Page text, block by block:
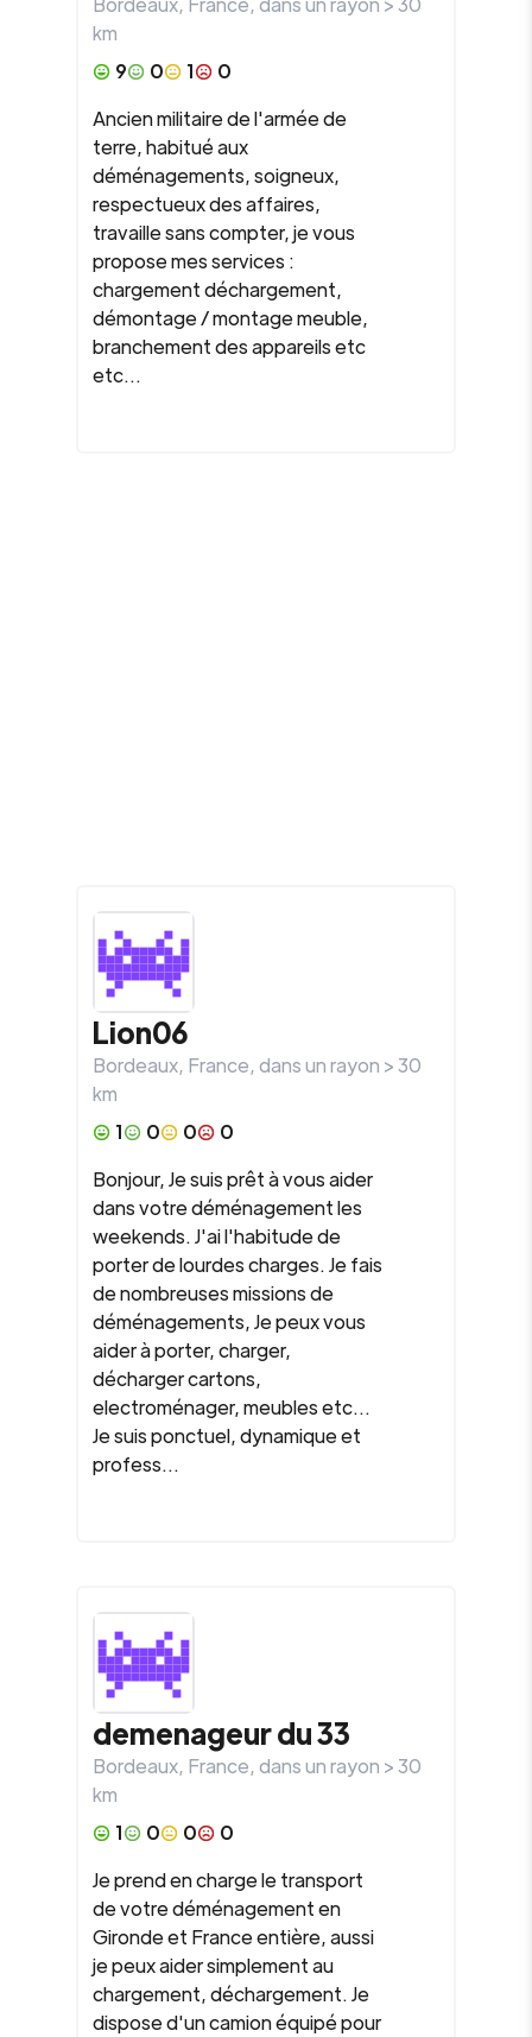
km
9
0 1
0
Ancien militaire de l'armée de
terre, habitué aux
déménagements, soigneux,
respectueux des affaires,
travaille sans compter, je vous
propose mes services :
chargement déchargement,
démontage / montage meuble,
branchement des appareils etc
etc...
Lion06
Bordeaux, France, dans un rayon >30
km
1
0 0
0
Bonjour, Je suis prêt à vous aider
dans votre déménagement les
weekends. J'ai l'habitude de
porter de lourdes charges. Je fais
de nombreuses missions de
déménagements, Je peux vous
aider à porter, charger,
décharger cartons,
electroménager, meubles etc...
Je suis ponctuel, dynamique et
profess...
demenageur du 33
Bordeaux, France, dans un rayon >30
km
1
0 0
0
Je prend en charge le transport
de votre déménagement en
Gironde et France entière, aussi
je peux aider simplement au
chargement, déchargement. Je
dispose d'un camion équipé pour